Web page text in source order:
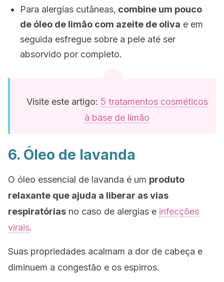
Para alergias cutâneas, combine um pouco
de óleo de limão com azeite de oliva e em
seguida esfregue sobre a pele até ser
absorvido por completo.
Visite este artigo: 5 tratamentos cosméticos
à base de limão
6. Óleo de lavanda
O óleo essencial de lavanda é um produto
relaxante que ajuda a liberar as vias
respiratórias no caso de alergias e infecções
virais.
Suas propriedades acalmam a dor de cabeça e
diminuem a congestão e os espirros.